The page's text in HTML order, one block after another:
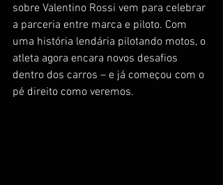
sobre Valentino Rossi vem para celebrar
a parceria entre marca e piloto. Com
uma história lendária pilotando motos, o
atleta agora encara novos desafios
dentro dos carros – e já começou com o
pé direito como veremos.